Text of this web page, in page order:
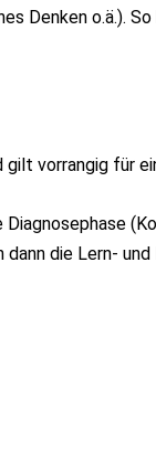
Denken o.ä.). So
vorrangig für
Diagnosephase
die Lern-